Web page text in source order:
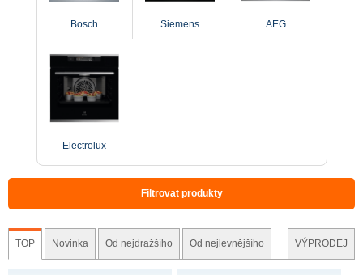
Bosch Siemens AEG
Electrolux
Filtrovat produkty
TOP Novinka Od nejdražšího Od nejlevnějšího VÝPRODEJ